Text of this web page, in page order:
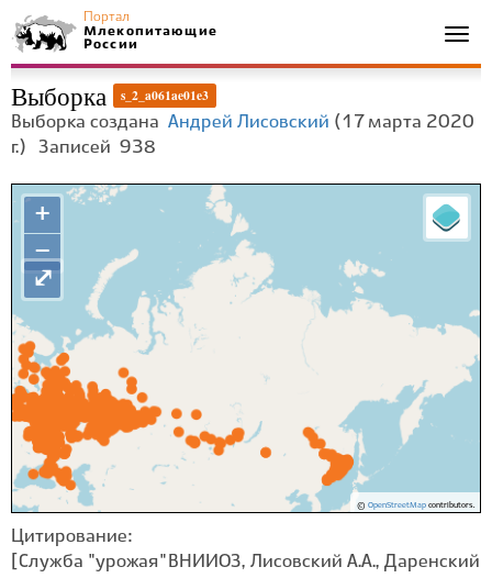
Портал
Млекопитающие
России
Выборка s_2_a061ae01e3
Выборка создана Андрей Лисовский (17 марта 2020
г.) Записей 938
+
−
© OpenStreetMapcontributors.
⤢
Цитирование:
[Служба "урожая" ВНИИОЗ, Лисовский А.А., Даренский